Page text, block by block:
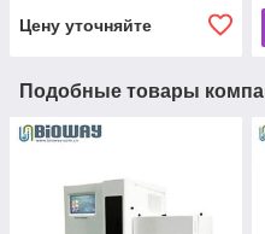
Цену уточняйте
Подобные товары